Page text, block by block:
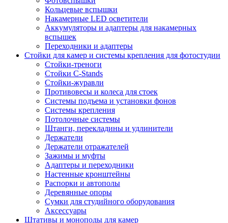
Кольцевые вспышки
Накамерные LED осветители
Аккумуляторы и адаптеры для накамерных
вспышек
Переходники и адаптеры
Стойки для камер и системы крепления для фотостудии
Стойки-треноги
Стойки C-Stands
Стойки-журавли
Противовесы и колеса для стоек
Системы подъема и установки фонов
Системы крепления
Потолочные системы
Штанги, перекладины и удлинители
Держатели
Держатели отражателей
Зажимы и муфты
Адаптеры и переходники
Настенные кронштейны
Распорки и автополы
Деревянные опоры
Сумки для студийного оборудования
Аксессуары
Штативы и моноподы для камер